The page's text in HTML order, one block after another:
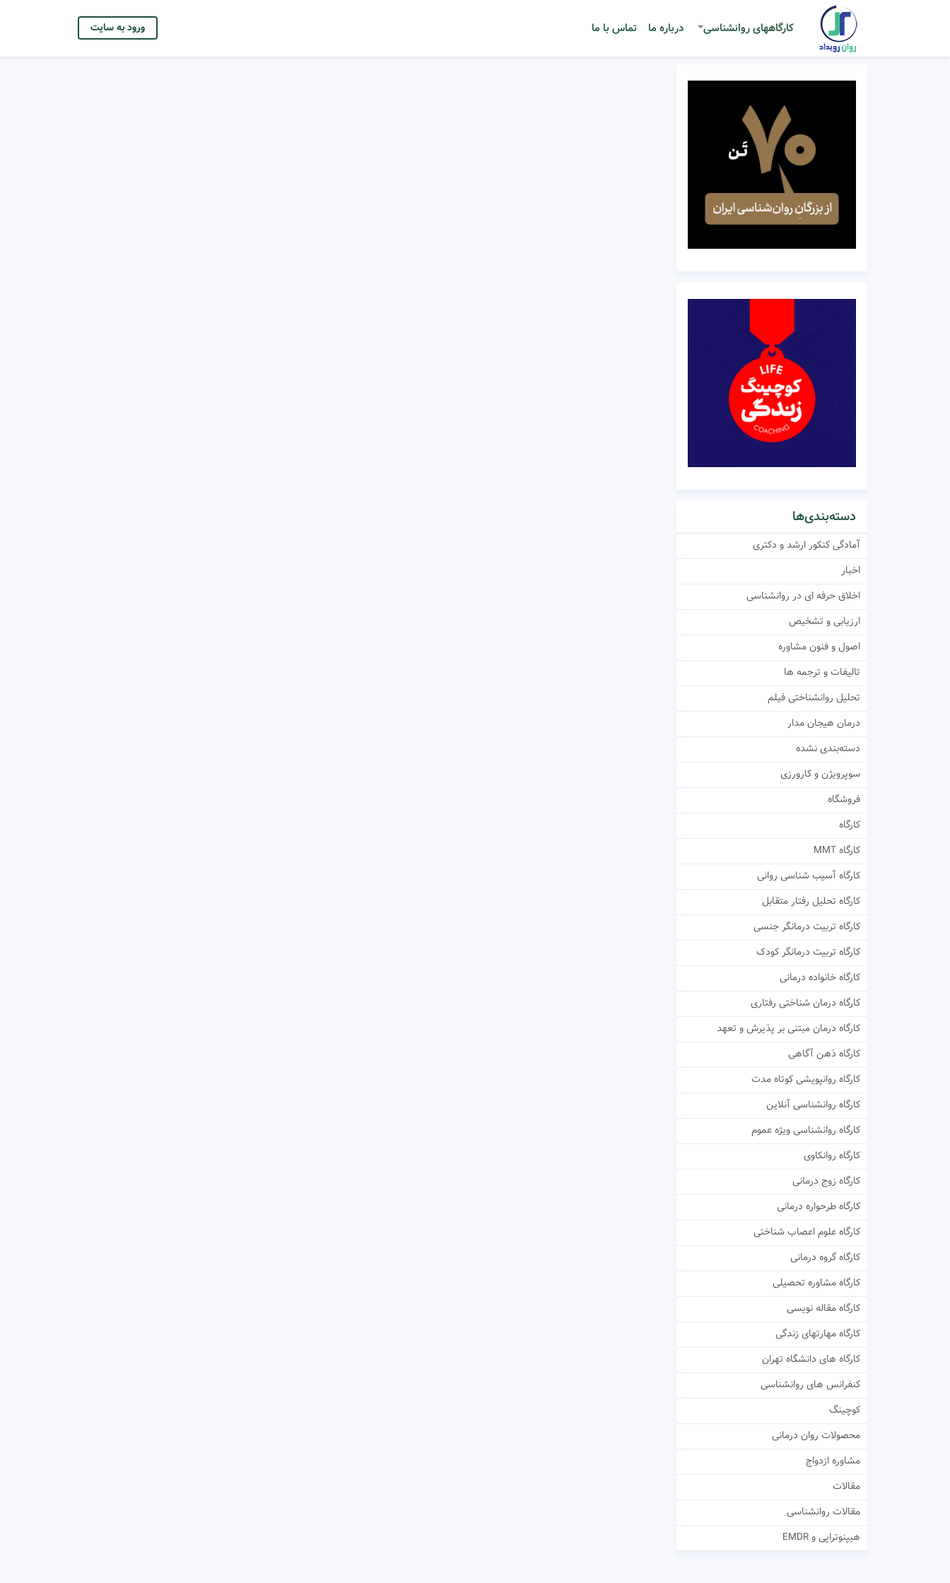
کارگاههای روانشناسی درباره ما تماس با ما ورود به سایت
دسته‌بندی‌ها
آمادگی کنکور ارشد و دکتری
اخبار
اخلاق حرفه ای در روانشناسی
ارزیابی و تشخیص
اصول و فنون مشاوره
تالیفات و ترجمه ها
تحلیل روانشناختی فیلم
درمان هیجان مدار
دسته‌بندی نشده
سوپرویژن و کارورزی
فروشگاه
کارگاه
کارگاه MMT
کارگاه آسیب شناسی روانی
کارگاه تحلیل رفتار متقابل
کارگاه تربیت درمانگر جنسی
کارگاه تربیت درمانگر کودک
کارگاه خانواده درمانی
کارگاه درمان شناختی رفتاری
کارگاه درمان مبتنی بر پذیرش و تعهد
کارگاه ذهن آگاهی
کارگاه روانپویشی کوتاه مدت
کارگاه روانشناسی آنلاین
کارگاه روانشناسی ویژه عموم
کارگاه روانکاوی
کارگاه زوج درمانی
کارگاه طرحواره درمانی
کارگاه علوم اعصاب شناختی
کارگاه گروه درمانی
کارگاه مشاوره تحصیلی
کارگاه مقاله نویسی
کارگاه مهارتهای زندگی
کارگاه های دانشگاه تهران
کنفرانس های روانشناسی
کوچینگ
محصولات روان درمانی
مشاوره ازدواج
مقالات
مقالات روانشناسی
هیپنوتراپی و EMDR